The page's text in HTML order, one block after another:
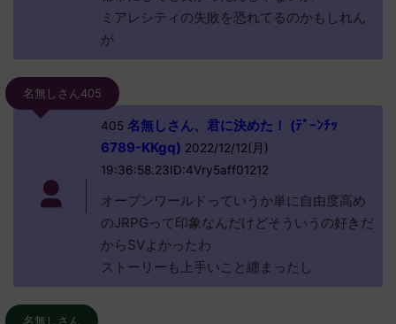
ミアレシティの失敗を恐れてるのかもしれん
が
名無しさん405
405名無しさん、君に決めた！ (ﾃﾞｰﾝﾁｯ
6789-KKgq) 2022/12/12(月)
19:36:58.23ID:4Vry5aff01212
オープンワールドっていうか単に自由度高め
のJRPGって印象なんだけどそういうの好きだ
からSVよかったわ
ストーリーも上手いこと纏まったし
名無しさん